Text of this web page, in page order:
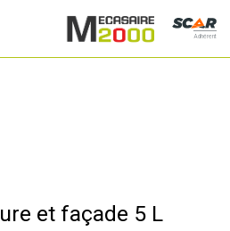
Adhérent
et façade 5 L